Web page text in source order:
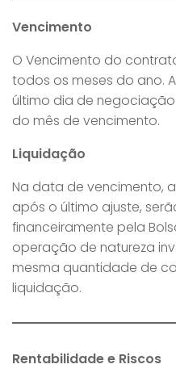
Vencimento
O Vencimento do
todos os meses do ano.
último dia de
do mês de vencimento.
Liquidação
Na data de vencimento,
após o último ajuste,
financeiramente pela
operação de natureza
mesma quantidade de
liquidação.
Rentabilidade e Riscos